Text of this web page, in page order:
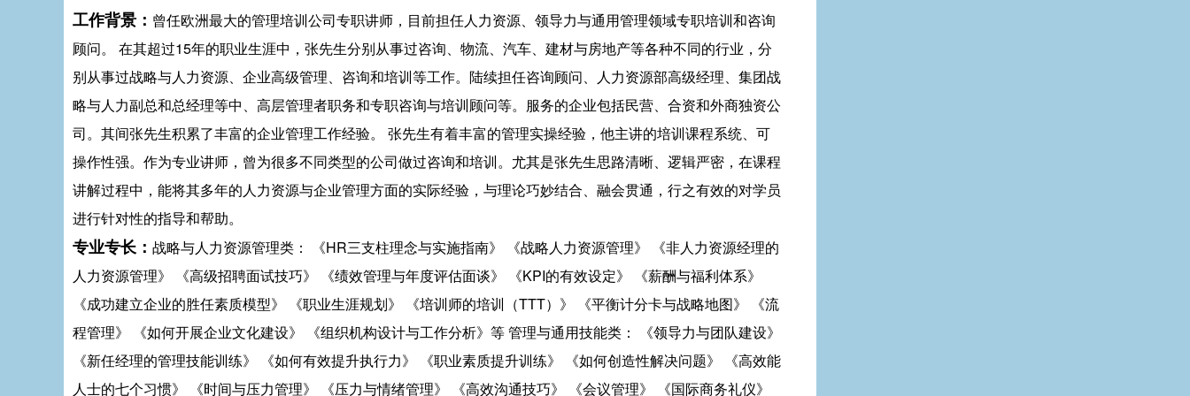
工作背景： 曾任欧洲最大的管理培训公司专职讲师，目前担任人力资源、领导力与通用管理领域专职培训和咨询
顾问。 在其超过15年的职业生涯中，张先生分别从事过咨询、物流、汽车、建材与房地产等各种不同的行业，分
别从事过战略与人力资源、企业高级管理、咨询和培训等工作。陆续担任咨询顾问、人力资源部高级经理、集团战
略与人力副总和总经理等中、高层管理者职务和专职咨询与培训顾问等。服务的企业包括民营、合资和外商独资公
司。其间张先生积累了丰富的企业管理工作经验。 张先生有着丰富的管理实操经验，他主讲的培训课程系统、可
操作性强。作为专业讲师，曾为很多不同类型的公司做过咨询和培训。尤其是张先生思路清晰、逻辑严密，在课程
讲解过程中，能将其多年的人力资源与企业管理方面的实际经验，与理论巧妙结合、融会贯通，行之有效的对学员
进行针对性的指导和帮助。
专业专长： 战略与人力资源管理类： 《HR三支柱理念与实施指南》 《战略人力资源管理》 《非人力资源经理的
人力资源管理》 《高级招聘面试技巧》 《绩效管理与年度评估面谈》 《KPI的有效设定》 《薪酬与福利体系》
《成功建立企业的胜任素质模型》 《职业生涯规划》 《培训师的培训（TTT）》 《平衡计分卡与战略地图》 《流
程管理》 《如何开展企业文化建设》 《组织机构设计与工作分析》等 管理与通用技能类： 《领导力与团队建设》
《新任经理的管理技能训练》 《如何有效提升执行力》 《职业素质提升训练》 《如何创造性解决问题》 《高效能
人士的七个习惯》 《时间与压力管理》 《压力与情绪管理》 《高效沟通技巧》 《会议管理》 《国际商务礼仪》